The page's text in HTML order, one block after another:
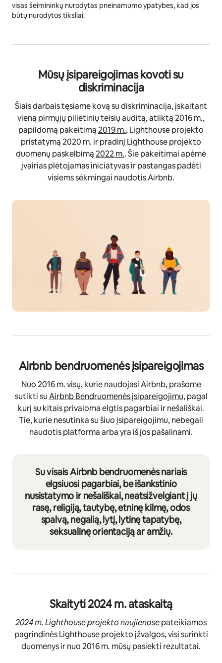
visas šeimininkų nurodytas prieinamumo ypatybes, kad jos
būtų nurodytos tiksliai.
Mūsų įsipareigojimas kovoti su
diskriminacija
Šiais darbais tęsiame kovą su diskriminacija, įskaitant
vieną pirmųjų pilietinių teisių auditą, atliktą 2016 m.,
papildomą pakeitimą2019 m., Lighthouse projekto
pristatymą 2020 m. ir pradinį Lighthouse projekto
duomenų paskelbimą2022 m.. Šie pakeitimai apėmė
įvairias plėtojamas iniciatyvas ir pastangas padėti
visiems sėkmingai naudotis Airbnb.
Airbnb bendruomenės įsipareigojimas
Nuo 2016 m. visų, kurie naudojasi Airbnb, prašome
sutikti suAirbnb Bendruomenės įsipareigojimu, pagal
kurį su kitais privaloma elgtis pagarbiai ir nešališkai.
Tie, kurie nesutinka su šiuo įsipareigojimu, nebegali
naudotis platforma arba yra iš jos pašalinami.
Su visais Airbnb bendruomenės nariais
elgsiuosi pagarbiai, be išankstinio
nusistatymo ir nešališkai, neatsižvelgiant į jų
rasę, religiją, tautybę, etninę kilmę, odos
spalvą, negalią, lytį, lytinę tapatybę,
seksualinę orientaciją ar amžių.
Skaityti 2024 m. ataskaitą
2024 m. Lighthouse projekto naujienosepateikiamos
pagrindinės Lighthouse projekto įžvalgos, visi surinkti
duomenys ir nuo 2016 m. mūsų pasiekti rezultatai.